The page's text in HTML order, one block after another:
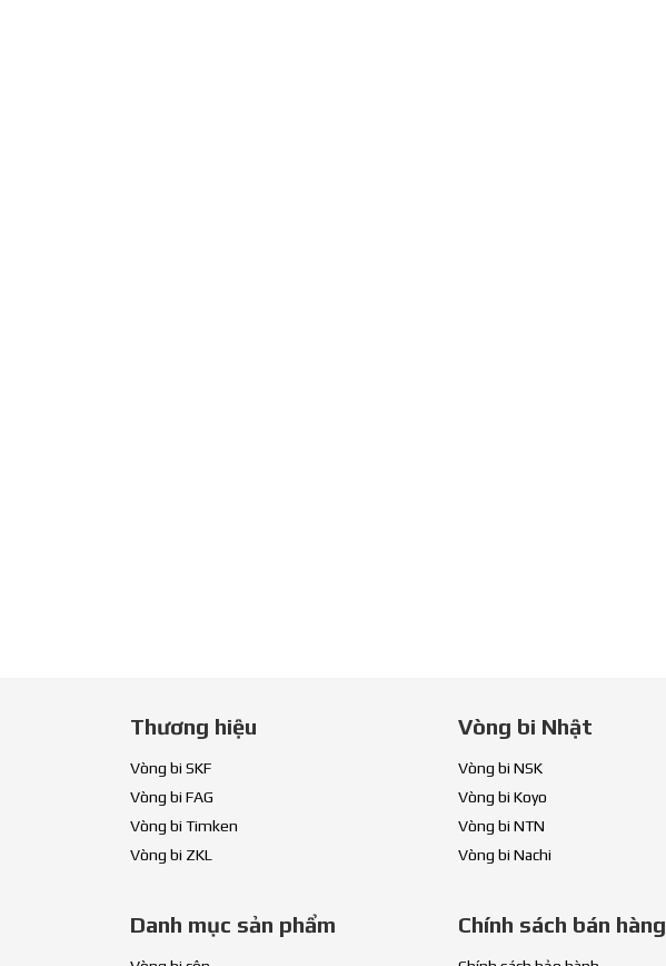
Thương hiệu
Vòng bi SKF
Vòng bi FAG
Vòng bi Timken
Vòng bi ZKL
Vòng bi Nhật
Vòng bi NSK
Vòng bi Koyo
Vòng bi NTN
Vòng bi Nachi
Danh mục sản phẩm Chính sách bán hàng